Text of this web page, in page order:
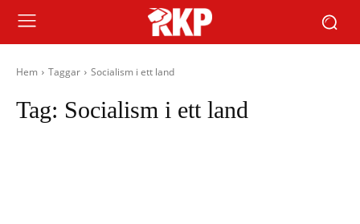
Hem Taggar Socialism i ett land
Tag: Socialism i ett land